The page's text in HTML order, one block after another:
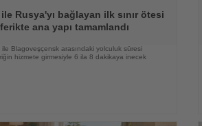
Rusya'yı bağlayan ilk sınır ötesi
ana yapı tamamlandı
ile Blagoveşçensk arasındaki yolculuk süresi
hizmete girmesiyle 6 ila 8 dakikaya inecek